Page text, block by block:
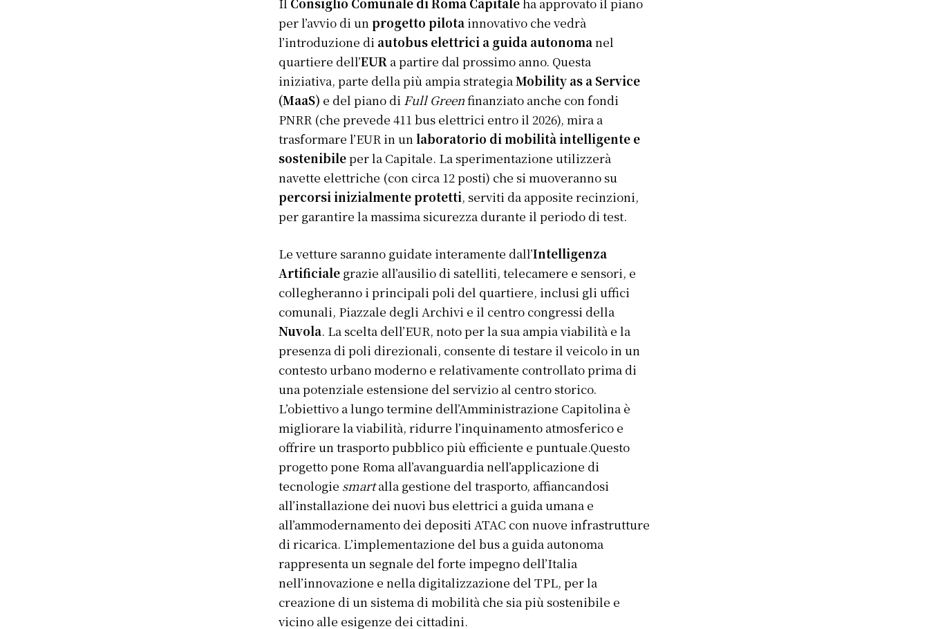
per l’avvio di unprogetto pilota innovativo che vedrà
l’introduzione di autobus elettrici a guida autonomanel
quartiere dell’EUR a partire dal prossimo anno. Questa
iniziativa, parte della più ampia strategiaMobility as a Service
(MaaS) e del piano di Full Greenfinanziato anche con fondi
PNRR (che prevede 411 bus elettrici entro il 2026), mira a
trasformare l’EUR in unlaboratorio di mobilità intelligente e
sostenibileper la Capitale. La sperimentazione utilizzerà
navette elettriche (con circa 12 posti) che si muoveranno su
percorsi inizialmente protetti, serviti da apposite recinzioni,
per garantire la massima sicurezza durante il periodo di test.
Le vetture saranno guidate interamente dall’Intelligenza
Artificiale grazie all’ausilio di satelliti, telecamere e sensori, e
collegheranno i principali poli del quartiere, inclusi gli uffici
comunali, Piazzale degli Archivi e il centro congressi della
Nuvola. La scelta dell’EUR, noto per la sua ampia viabilità e la
presenza di poli direzionali, consente di testare il veicolo in un
contesto urbano moderno e relativamente controllato prima di
una potenziale estensione del servizio al centro storico.
L’obiettivo a lungo termine dell’Amministrazione Capitolina è
migliorare la viabilità, ridurre l’inquinamento atmosferico e
offrire un trasporto pubblico più efficiente e puntuale.Questo
progetto pone Roma all’avanguardia nell’applicazione di
tecnologie smartalla gestione del trasporto, affiancandosi
all’installazione dei nuovi bus elettrici a guida umana e
all’ammodernamento dei depositi ATAC con nuove infrastrutture
di ricarica. L’implementazione del bus a guida autonoma
rappresenta un segnale del forte impegno dell’Italia
nell’innovazione e nella digitalizzazione del TPL, per la
creazione di un sistema di mobilità che sia più sostenibile e
vicino alle esigenze dei cittadini.